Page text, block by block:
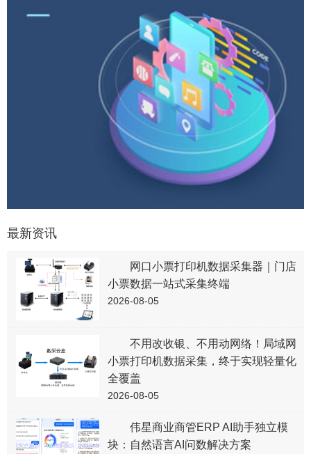
最新资讯
网口小票打印机数据采集器｜门店
小票数据一站式采集终端
2026-08-05
不用改收银、不用动网络！局域网
小票打印机数据采集，终于实现轻量化
全覆盖
2026-08-05
伟星商业商管ERP AI助手独立模
块：自然语言AI问数解决方案